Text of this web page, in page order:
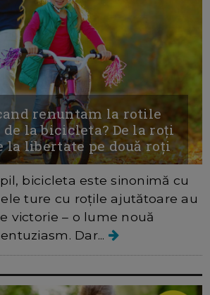
renuntam la rotile
la bicicleta? De la roți
la libertate pe două roți
bicicleta este sinonimă cu
ture cu roțile ajutătoare au
victorie – o lume nouă
Dar...